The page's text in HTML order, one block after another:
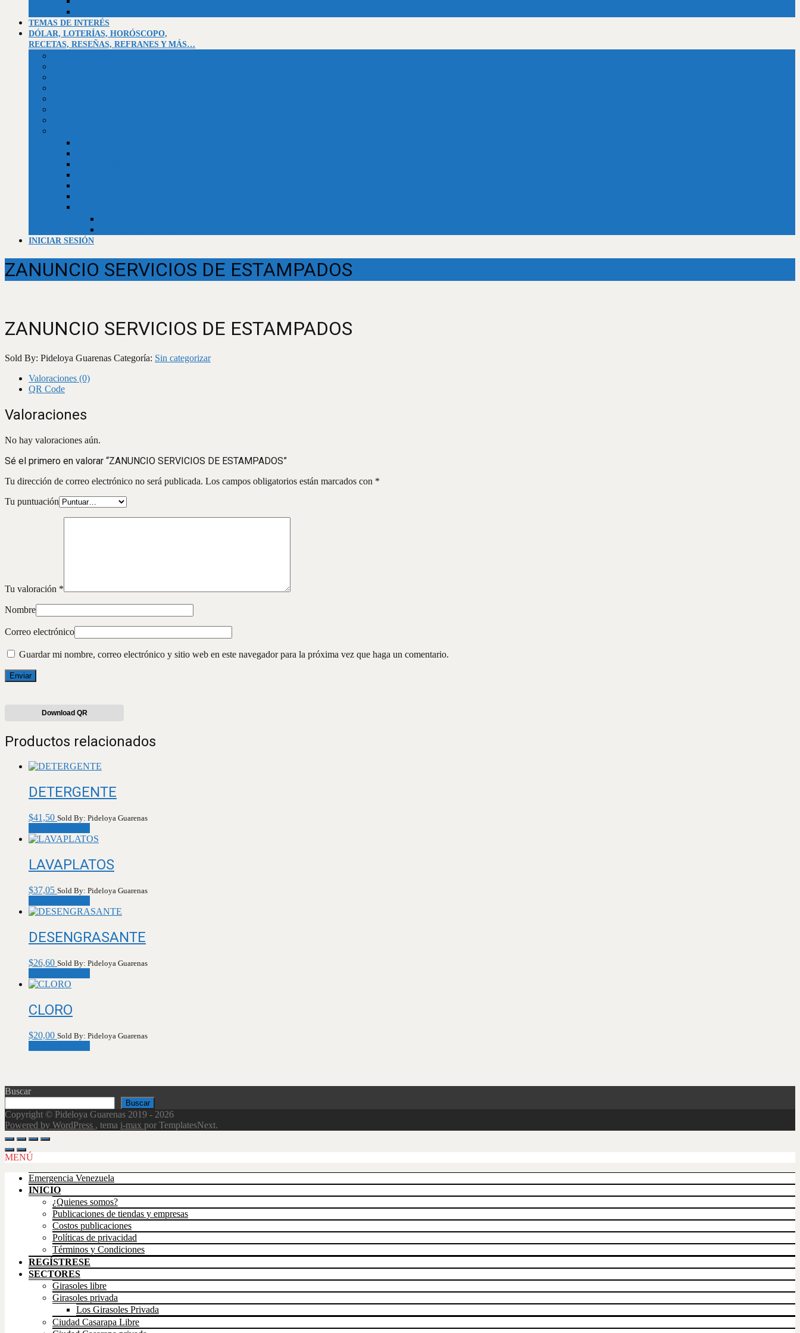
TEMAS DE INTERÉS
DÓLAR, LOTERÍAS, HORÓSCOPO,
RECETAS, RESEÑAS, REFRANES Y MÁS…
INICIAR SESIÓN
ZANUNCIO SERVICIOS DE ESTAMPADOS
ZANUNCIO SERVICIOS DE ESTAMPADOS
Sold By: Pideloya Guarenas Categoría: Sin categorizar
Valoraciones (0)
QR Code
Valoraciones
No hay valoraciones aún.
Sé el primero en valorar “ZANUNCIO SERVICIOS DE ESTAMPADOS”
Tu dirección de correo electrónico no será publicada. Los campos obligatorios están marcados con *
Tu puntuación
Tu valoración *
Nombre
Correo electrónico
Guardar mi nombre, correo electrónico y sitio web en este navegador para la próxima vez que haga un comentario.
Download QR
Productos relacionados
DETERGENTE
$41,50 Sold By: Pideloya Guarenas
LAVAPLATOS
$37,05 Sold By: Pideloya Guarenas
DESENGRASANTE
$26,60 Sold By: Pideloya Guarenas
CLORO
$20,00 Sold By: Pideloya Guarenas
Buscar
Buscar
Copyright © Pideloya Guarenas 2019 - 2026
Powered by WordPress , tema i-max por TemplatesNext.
Scroll
Up
MENÚ
Emergencia Venezuela
INICIO
¿Quienes somos?
Publicaciones de tiendas y empresas
Costos publicaciones
Políticas de privacidad
Términos y Condiciones
REGÍSTRESE
SECTORES
Girasoles libre
Girasoles privada
Los Girasoles Privada
Ciudad Casarapa Libre